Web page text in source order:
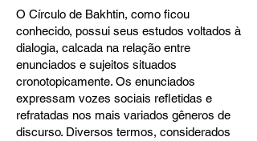
O Círculo de Bakhtin, como ficou
conhecido, possui seus estudos voltados à
dialogia, calcada na relação entre
enunciados e sujeitos situados
cronotopicamente. Os enunciados
expressam vozes sociais refletidas e
refratadas nos mais variados gêneros de
discurso. Diversos termos, considerados